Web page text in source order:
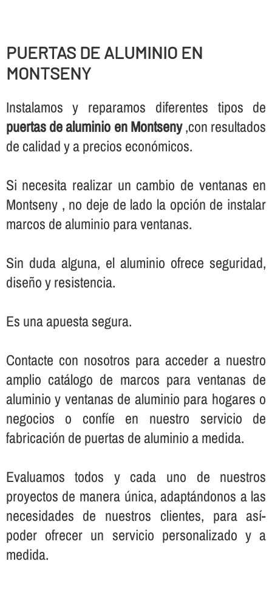
PUERTAS DE ALUMINIO EN
MONTSENY
Instalamos y reparamos diferentes tipos de
puertas de aluminio en Montseny,con resultados
de calidad y a precios económicos.
Si necesita realizar un cambio de ventanas en
Montseny , no deje de lado la opción de instalar
marcos de aluminio para ventanas.
Sin duda alguna, el aluminio ofrece seguridad,
diseño y resistencia.
Es una apuesta segura.
Contacte con nosotros para acceder a nuestro
amplio catálogo de marcos para ventanas de
aluminio y ventanas de aluminio para hogares o
negocios o confí­e en nuestro servicio de
fabricación de puertas de aluminio a medida.
Evaluamos todos y cada uno de nuestros
proyectos de manera única, adaptándonos a las
necesidades de nuestros clientes, para así­
poder ofrecer un servicio personalizado y a
medida.